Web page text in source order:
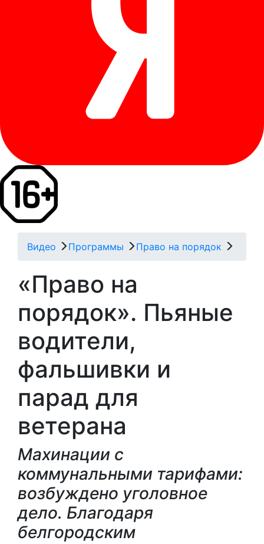
Видео Программы Право на порядок
«Право на
порядок». Пьяные
водители,
фальшивки и
парад для
ветерана
Махинации с
коммунальными тарифами:
возбуждено уголовное
дело. Благодаря
белгородским